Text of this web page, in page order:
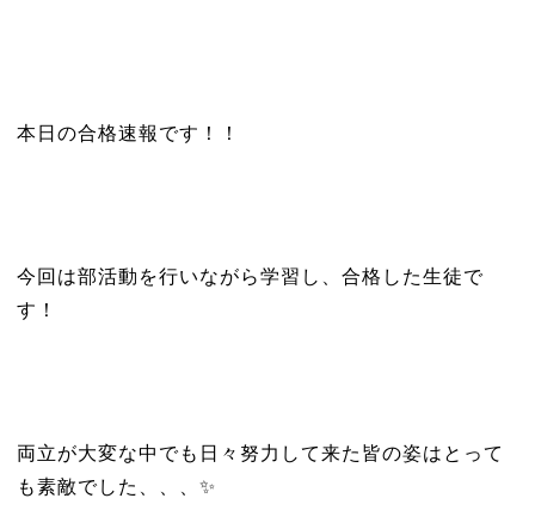
本日の合格速報です！！
今回は部活動を行いながら学習し、合格した生徒で
す！
両立が大変な中でも日々努力して来た皆の姿はとって
も素敵でした、、、✨